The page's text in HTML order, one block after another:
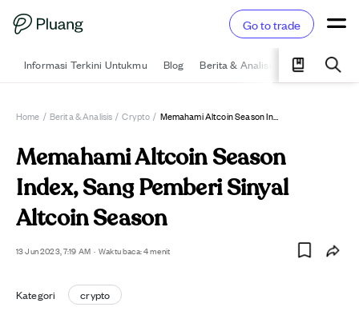
Go to trade
Informasi Terkini Untukmu Blog Berita & Analisis Pelajari
Home / Berita & Analisis / Crypto / Memahami Altcoin Season Index, Sang Pemberi Sinyal Altcoin Season
Memahami Altcoin Season
Index, Sang Pemberi Sinyal
Altcoin Season
13 Jun 2023, 7:19 AM · Waktu baca: 4 menit
Kategori crypto